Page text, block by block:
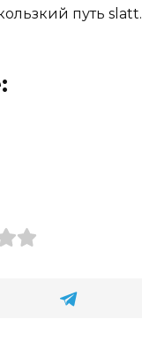
путь slatt.